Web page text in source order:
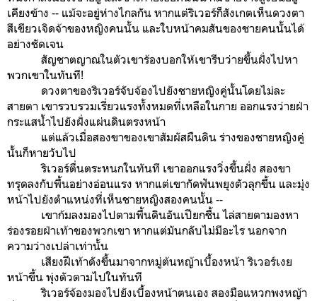
เคียงข้าง -- แม้จะอยู่ห่างไกลกัน หากแต่ริเวอร์ก็สังเกตเห็นดวงตา
สีเขียวเจิดจ้าของหญิงคนนั้น และใบหน้าคมสันของชายคนนั้นได้
อย่างชัดเจน
สัญชาตญาณในตัวเขาร้องบอกให้เขารีบว่ายขึ้นฝั่งไปหา
พวกเขาในทันที!
ดวงตาของริเวอร์จับจ้องไปยังชายหญิงคู่นั้นโดยไม่ละ
สายตา เขารวบรวมเรี่ยวแรงทั้งหมดที่เหลือในกาย ออกแรงว่ายฝ่า
กระแสน้ำไปยังฝั่งแผ่นดินตรงหน้า
แต่แล้วเมื่อสองขาของเขาสัมผัสผืนดิน ร่างของชายหญิงคู่
นั้นก็หายวับไป
ริเวอร์ตื่นตระหนกในทันที เขาออกแรงวิ่งขึ้นฝั่ง สองขา
ทรุดลงกับพื้นอย่างอ่อนแรง หากแต่เขากัดฟันพยุงตัวลุกขึ้น และมุ่ง
หน้าไปยังตำแหน่งที่เห็นชายหญิงสองคนนั้น --
เขาก้มลงมองไปตามพื้นดินอันเปียกชื้น ไล่สายตามองหา
ร่องรอยฝ่าเท้าของพวกเขา หากแต่มันกลับไม่มีอะไร นอกจาก
ความว่างเปล่าเท่านั้น
เสียงฝีเท้าดังขึ้นมาจากหมู่ต้นหญ้าเบื้องหน้า ริเวอร์เงย
หน้าขึ้น พุ่งตัวตามไปในทันที
ริเวอร์จ้องมองไปยังเบื้องหน้าตนเอง สองมือแหวกพงหญ้า